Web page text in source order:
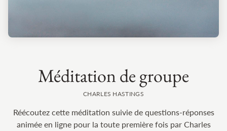
Méditation de groupe
CHARLES HASTINGS
Réécoutez cette méditation suivie de questions-réponses
animée en ligne pour la toute première fois par Charles